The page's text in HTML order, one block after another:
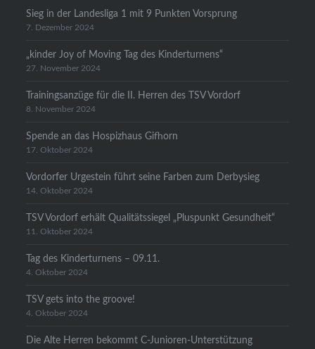
Sieg in der Landesliga 1 mit 9 Punkten Vorsprung
7. Dezember 2024
„kinder Joy of Moving Tag des Kinderturnens“
27. November 2024
Trainingsanzüge für die II. Herren des TSV Vordorf
8. November 2024
Spende an das Hospizhaus Gifhorn
17. Oktober 2024
Vordorfer Urgestein führt seine Farben zum Derbysieg
14. Oktober 2024
TSV Vordorf erhält Qualitätssiegel „Pluspunkt Gesundheit“
11. Oktober 2024
Tag des Kinderturnens – 09.11.
4. Oktober 2024
TSV gets into the groove!
4. Oktober 2024
Die Alte Herren bekommt C-Junioren-Unterstützung